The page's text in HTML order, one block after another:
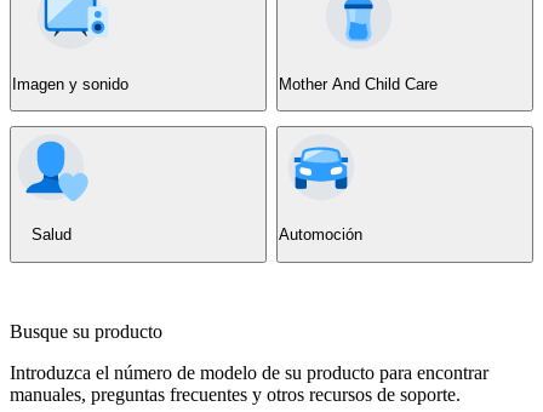
Imagen y sonido Mother And Child Care
Salud Automoción
Busque su producto
Introduzca el número de modelo de su producto para encontrar
manuales, preguntas frecuentes y otros recursos de soporte.